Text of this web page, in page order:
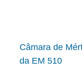
Câmara de
da EM 510